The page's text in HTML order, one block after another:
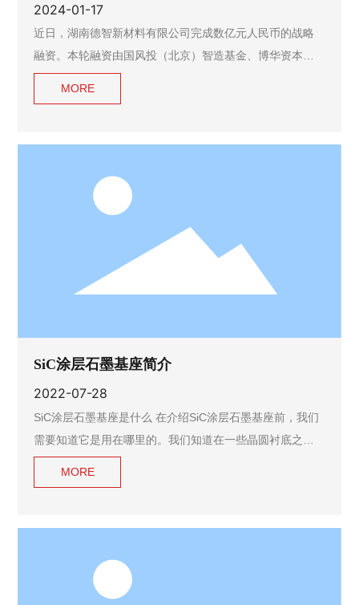
元战略融资
2024-01-17
近日，湖南德智新材料有限公司完成数亿元人民币的战略
融资。本轮融资由国风投（北京）智造基金、博华资本
（无锡基金）、元禾重元、恒信华业联合领投，中信证券
投资、中车资本、山证投资、交银国际、国舜投资等参与
材株洲、无锡两地产能扩建与研发投入，通过强有力的产
MORE
SiC涂层石墨基座简介
2022-07-28
SiC涂层石墨基座是什么 在介绍SiC涂层石墨基座前，我们
需要知道它是用在哪里的。我们知道在一些晶圆衬底之上
光器件，需要在硅衬底上面制备GaAs的外延层；在导电型
T等的器件，用于高压、大电流等功率应用；在半绝缘型的
用于通信等射频应用。这里就需要用到用到一种CVD设备
（当然还有其他的技术方法）。
MORE